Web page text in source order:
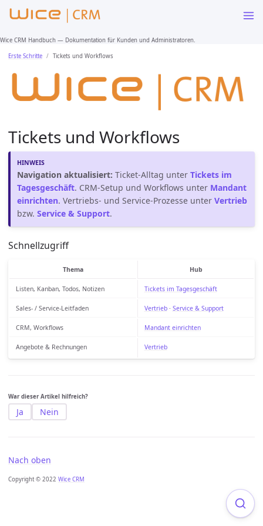
Wice CRM Handbuch — Dokumentation für Kunden und Administratoren.
Erste Schritte Tickets und Workflows
Tickets und Workflows
Navigation aktualisiert: Ticket-Alltag unterTickets im
Tagesgeschäft. CRM-Setup und Workflows unter Mandant
einrichten. Vertriebs- und Service-Prozesse unterVertrieb
bzw.Service & Support.
Schnellzugriff
Thema Hub
Listen, Kanban, Todos, Notizen Tickets im Tagesgeschäft
Sales- / Service-Leitfaden Vertrieb· Service & Support
CRM, Workflows Mandant einrichten
Angebote & Rechnungen Vertrieb
War dieser Artikel hilfreich?
Ja Nein
Nach oben
Copyright © 2022 Wice CRM